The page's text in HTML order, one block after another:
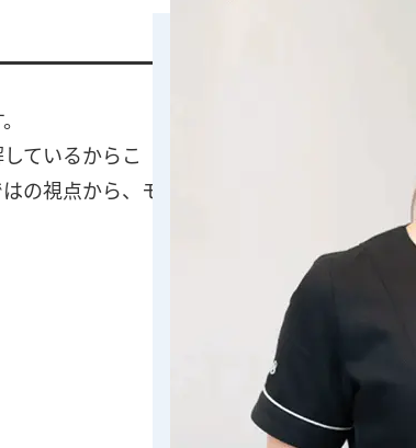
ているからこ
の視点から、モ